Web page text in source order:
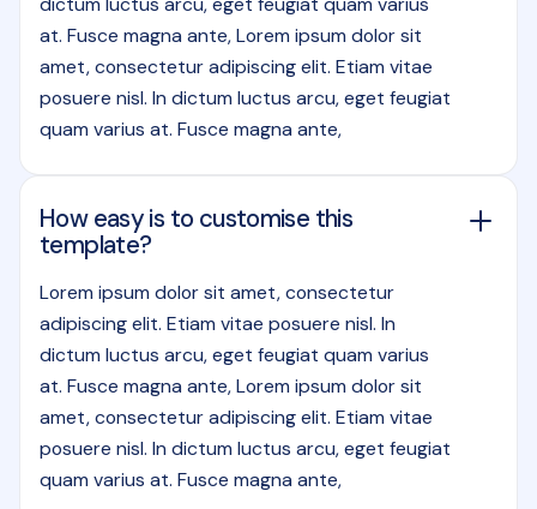
at. Fusce magna ante, Lorem ipsum dolor sit
amet, consectetur adipiscing elit. Etiam vitae
posuere nisl. In dictum luctus arcu, eget feugiat
quam varius at. Fusce magna ante,
How easy is to customise this
template?
Lorem ipsum dolor sit amet, consectetur
adipiscing elit. Etiam vitae posuere nisl. In
dictum luctus arcu, eget feugiat quam varius
at. Fusce magna ante, Lorem ipsum dolor sit
amet, consectetur adipiscing elit. Etiam vitae
posuere nisl. In dictum luctus arcu, eget feugiat
quam varius at. Fusce magna ante,